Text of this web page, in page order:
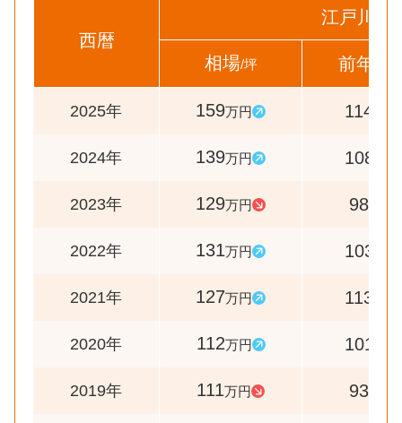
西暦
江戸川区
相場/坪 前年比
2025年 159万円 114
2024年 139万円 108
2023年 129万円 98
2022年 131万円 103
2021年 127万円 113
2020年 112万円 101
2019年 111万円 93